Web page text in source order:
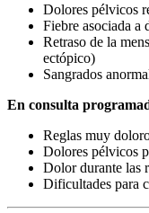
Dolores pélvicos
Fiebre asociada a
Retraso de la
ectópico)
Sangrados
En consulta
Reglas muy
Dolores pélvicos
Dolor durante las
Dificultades para